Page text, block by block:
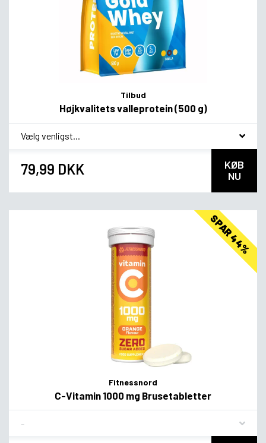
Tilbud
Højkvalitets valleprotein (500 g)
* Smagsvariant
79,99 DKK
KØB
NU
SPAR 44%
Fitnessnord
C-Vitamin 1000 mg Brusetabletter